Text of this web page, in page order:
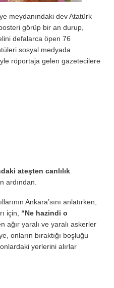
meydanındaki dev Atatürk
görüp bir an durup,
defalarca öpen 76
sosyal medyada
röportaja gelen gazetecilere
ateşten canlılık
ardından.
Ankara’sını anlatırken,
için, “Ne hazindi o
ağır yaralı ve yaralı askerler
onların bıraktığı boşluğu
yerlerini alırlar